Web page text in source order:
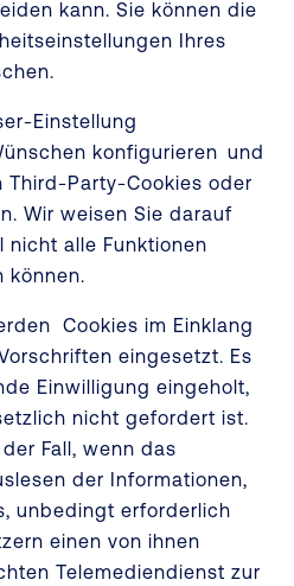
kann. Sie können die
Ihres
Einstellung
konfigurieren und
Third-Party-Cookies oder
Wir weisen Sie darauf
nicht alle Funktionen
können.
Cookies im Einklang
eingesetzt. Es
Einwilligung eingeholt,
nicht gefordert ist.
Fall, wenn das
der Informationen,
unbedingt erforderlich
einen von ihnen
Telemediendienst zur